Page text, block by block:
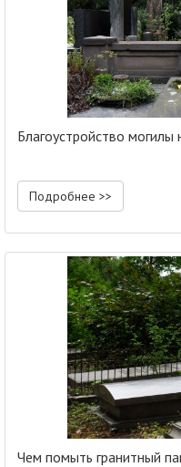
Благоустройство
Подробнее >>
Чем помыть гранитный